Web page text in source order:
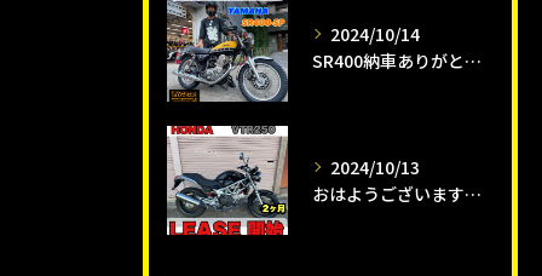
2024/10/14
SR400納車ありがとうございます😊
2024/10/13
おはようございます😊タイガーオートインスタクラブです🛵